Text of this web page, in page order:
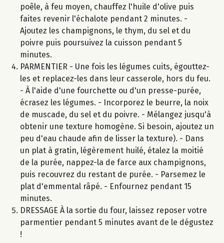
poêle, à feu moyen, chauffez l'huile d'olive puis
faites revenir l'échalote pendant 2 minutes. -
Ajoutez les champignons, le thym, du sel et du
poivre puis poursuivez la cuisson pendant 5
minutes.
PARMENTIER - Une fois les légumes cuits, égouttez-
les et replacez-les dans leur casserole, hors du feu.
- À l'aide d'une fourchette ou d'un presse-purée,
écrasez les légumes. - Incorporez le beurre, la noix
de muscade, du sel et du poivre. - Mélangez jusqu'à
obtenir une texture homogène. Si besoin, ajoutez un
peu d'eau chaude afin de lisser la texture). - Dans
un plat à gratin, légèrement huilé, étalez la moitié
de la purée, nappez-la de farce aux champignons,
puis recouvrez du restant de purée. - Parsemez le
plat d'emmental râpé. - Enfournez pendant 15
minutes.
DRESSAGE À la sortie du four, laissez reposer votre
parmentier pendant 5 minutes avant de le dégustez
!